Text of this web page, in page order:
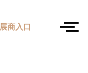
展商入口